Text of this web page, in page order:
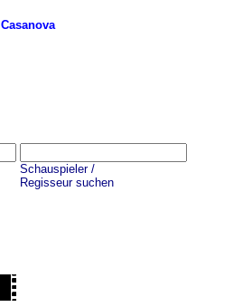
Casanova
Schauspieler /
Regisseur suchen